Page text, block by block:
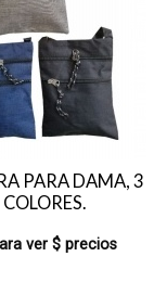
PARA DAMA, 3
ver $ precios